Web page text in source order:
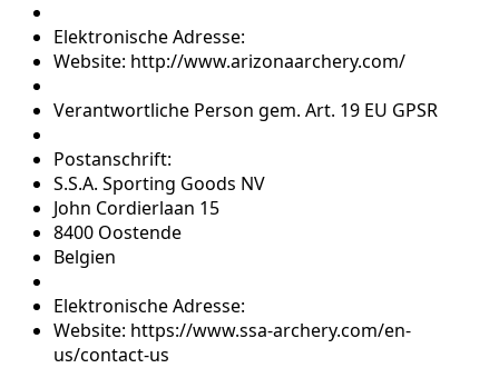
Elektronische Adresse:
Website: http://www.arizonaarchery.com/
Verantwortliche Person gem. Art. 19 EU GPSR
Postanschrift:
S.S.A. Sporting Goods NV
John Cordierlaan 15
8400 Oostende
Belgien
Elektronische Adresse:
Website: https://www.ssa-archery.com/en-
us/contact-us